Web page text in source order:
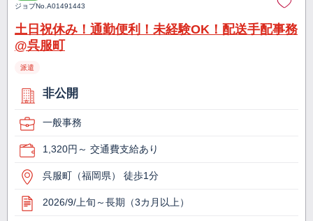
ジョブNo.A01491443
土日祝休み！通勤便利！未経験OK！配送手配事務
@呉服町
派遣
非公開
一般事務
1,320円～ 交通費支給あり
呉服町（福岡県） 徒歩1分
2026/9/上旬～長期（3カ月以上）